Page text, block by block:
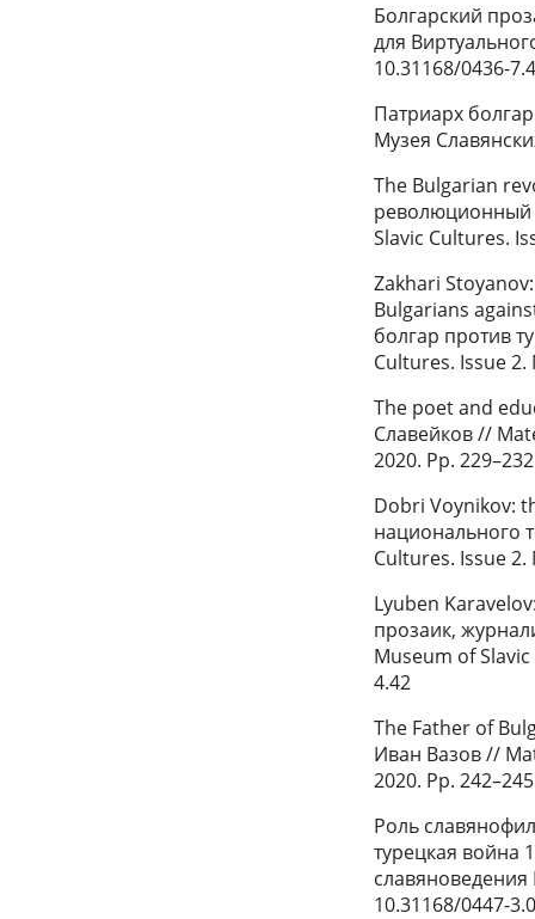
Болгарский
для
10.31168/0436-
Патриарх
Музея
The Bulgarian
революционный
Slavic Cultures.
Zakhari
Bulgarians
болгар против
Cultures. Issue 2.
The poet and
Славейков //
2020. Pp.
Dobri Voynikov:
национального
Cultures. Issue 2.
Lyuben
прозаик,
Museum of
4.42
The Father of
Иван Вазов //
2020. Pp.
Роль
турецкая война
10.31168/0447-